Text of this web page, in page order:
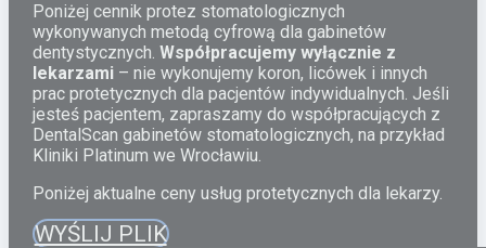
Materiały
Cennik
Blog
Kontakt
Poniżej cennik protez stomatologicznych
wykonywanych metodą cyfrową dla gabinetów
dentystycznych. Współpracujemy wyłącznie z
lekarzami– nie wykonujemy koron, licówek i innych
prac protetycznych dla pacjentów indywidualnych. Jeśli
jesteś pacjentem, zapraszamy do współpracujących z
DentalScan gabinetów stomatologicznych, na przykład
Kliniki Platinum we Wrocławiu.
Poniżej aktualne ceny usług protetycznych dla lekarzy.
WYŚLIJ PLIK